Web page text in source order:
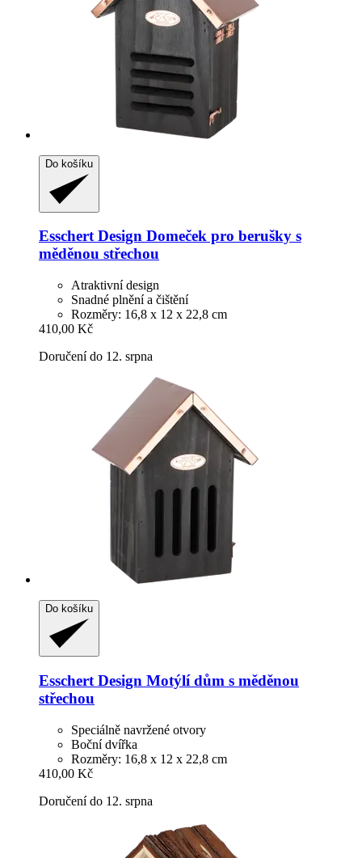
Do košíku
Esschert Design Domeček pro berušky s
měděnou střechou
Atraktivní design
Snadné plnění a čištění
Rozměry: 16,8 x 12 x 22,8 cm
410,00 Kč
Doručení do 12. srpna
Do košíku
Esschert Design Motýlí dům s měděnou
střechou
Speciálně navržené otvory
Boční dvířka
Rozměry: 16,8 x 12 x 22,8 cm
410,00 Kč
Doručení do 12. srpna